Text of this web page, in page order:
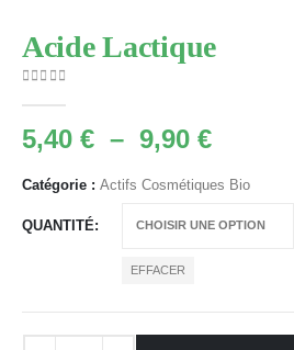
Acide Lactique
5,40 € – 9,90 €Plage
prix :
5,40 €
Catégorie : Actifs Cosmétiques Bio
QUANTITÉ
EFFACER